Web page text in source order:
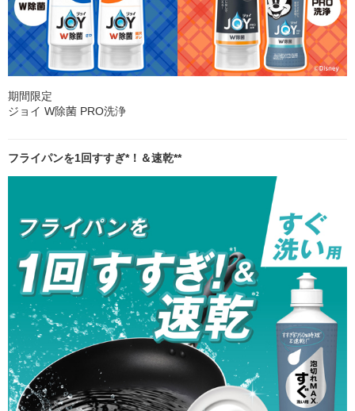
期間限定
ジョイ W除菌 PRO洗浄
フライパンを1回すすぎ*！＆速乾**